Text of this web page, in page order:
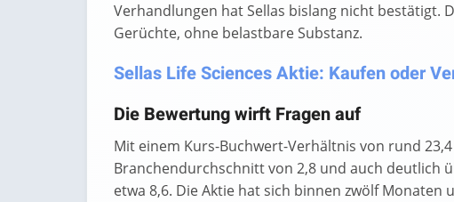
Verhandlungen hat Sellas bislang nicht bestätigt.
Gerüchte, ohne belastbare Substanz.
Sellas Life Sciences Aktie: Kaufen oder
Die Bewertung wirft Fragen auf
Mit einem Kurs-Buchwert-Verhältnis von rund
Branchendurchschnitt von 2,8 und auch deutlich
etwa 8,6. Die Aktie hat sich binnen zwölf Monaten